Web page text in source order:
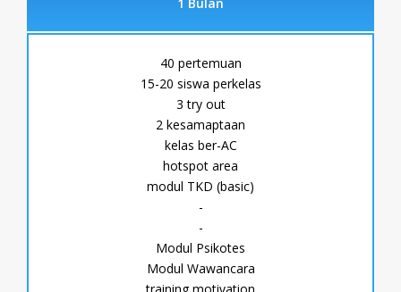
40 pertemuan
15-20 siswa perkelas
3 try out
2 kesamaptaan
kelas ber-AC
hotspot area
modul TKD (basic)
-
-
Modul Psikotes
Modul Wawancara